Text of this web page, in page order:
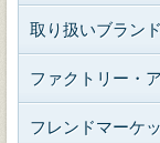
取り扱いブラン
ファクトリー・
フレンドマーケ